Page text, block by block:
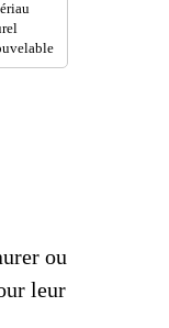
ou
leur